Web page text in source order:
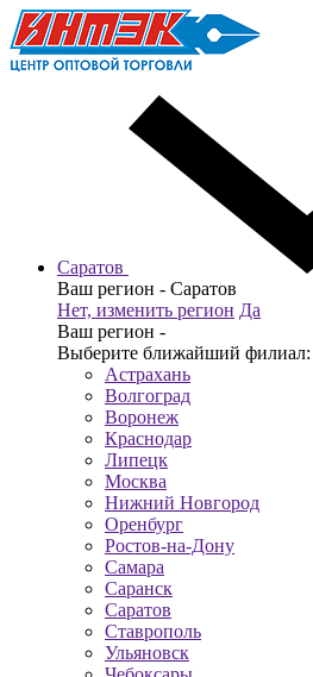
Саратов
Ваш регион - Саратов
Нет, изменить регион Да
Ваш регион -
Выберите ближайший филиал:
Астрахань
Волгоград
Воронеж
Краснодар
Липецк
Москва
Нижний Новгород
Оренбург
Ростов-на-Дону
Самара
Саранск
Саратов
Ставрополь
Ульяновск